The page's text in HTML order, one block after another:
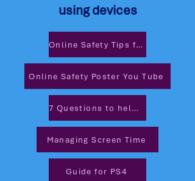
using devices
Online Safety Tips for Children
Online Safety Poster You Tube
7 Questions to help you talk about Online Safety
Managing Screen Time
Guide for PS4